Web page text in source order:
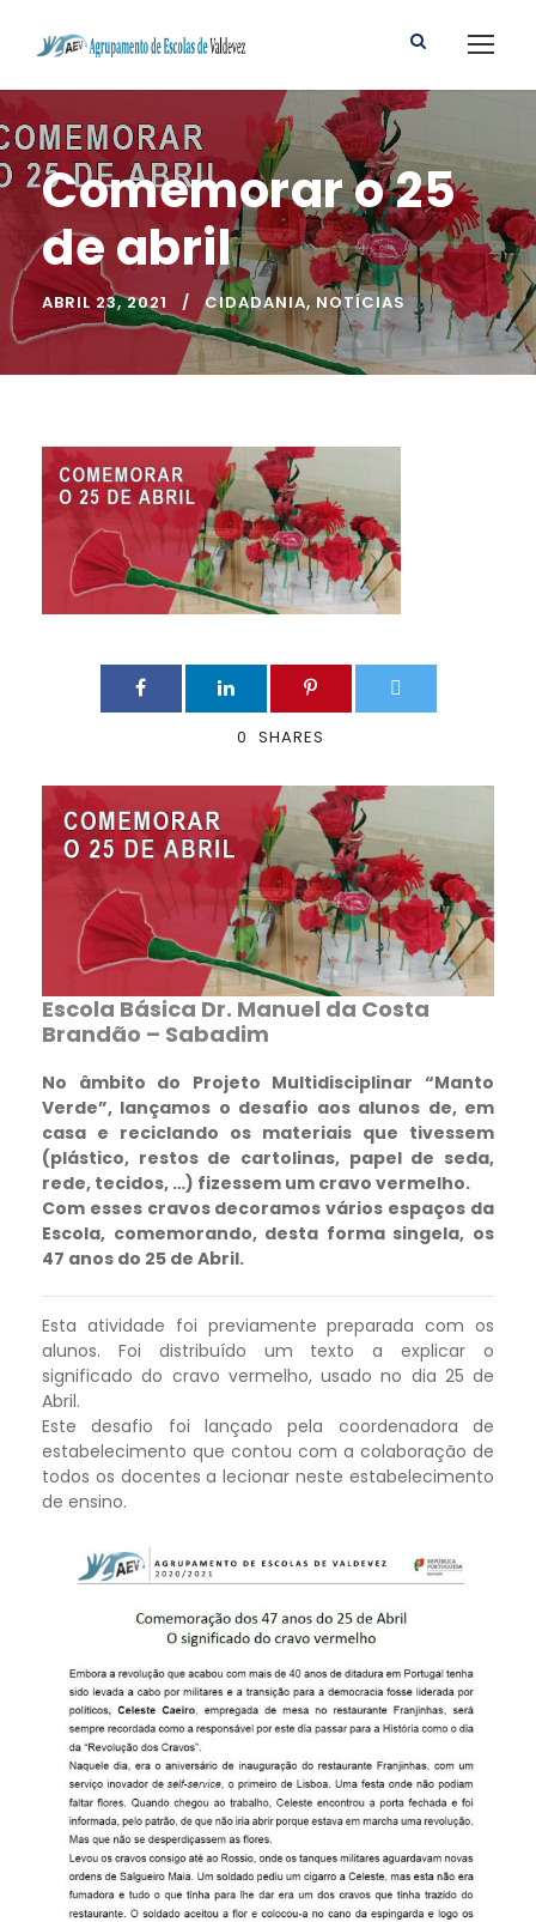
Comemorar o 25
de abril
ABRIL 23, 2021 CIDADANIA, NOTÍCIAS
0 SHARES
Escola Básica Dr. Manuel da Costa
Brandão – Sabadim
No âmbito do Projeto Multidisciplinar “Manto
Verde”, lançamos o desafio aos alunos de, em
casa e reciclando os materiais que tivessem
(plástico, restos de cartolinas, papel de seda,
rede, tecidos, …) fizessem um cravo vermelho.
Com esses cravos decoramos vários espaços da
Escola, comemorando, desta forma singela, os
47 anos do 25 de Abril.
Esta atividade foi previamente preparada com os
alunos. Foi distribuído um texto a explicar o
significado do cravo vermelho, usado no dia 25 de
Abril.
Este desafio foi lançado pela coordenadora de
estabelecimento que contou com a colaboração de
todos os docentes a lecionar neste estabelecimento
de ensino.